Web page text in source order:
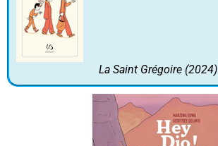
La Saint Grégoire (2024)